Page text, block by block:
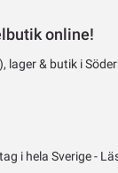
online!
lager & butik i
i hela Sverige -